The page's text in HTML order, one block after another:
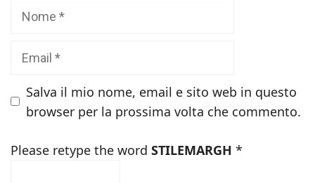
Salva il mio nome, email e sito web in questo
browser per la prossima volta che commento.
Please retype the word STILEMARGH *